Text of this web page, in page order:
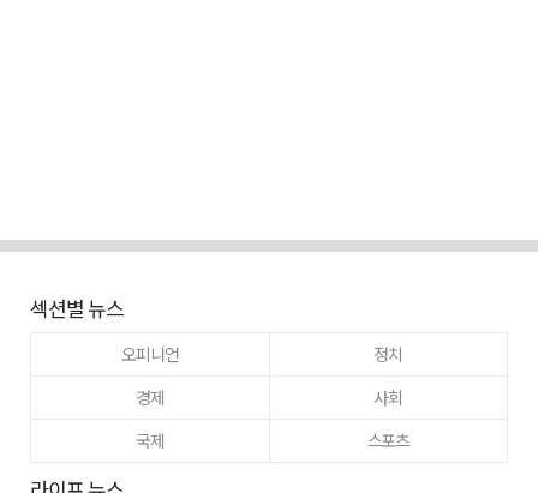
섹션별 뉴스
오피니언
정치
경제
사회
국제
스포츠